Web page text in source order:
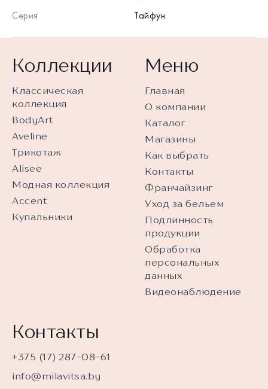
Серия
Тайфун
Коллекции
Классическая
коллекция
BodyArt
Aveline
Трикотаж
Alisee
Модная коллекция
Accent
Купальники
Меню
Главная
О компании
Каталог
Магазины
Как выбрать
Контакты
Франчайзинг
Уход за бельем
Подлинность
продукции
Обработка
персональных
данных
Видеонаблюдение
Контакты
+375 (17) 287-08-61
info@milavitsa.by